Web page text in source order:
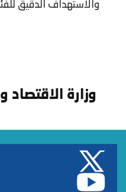
والاستهداف الدقيق
وزارة الاقتصاد